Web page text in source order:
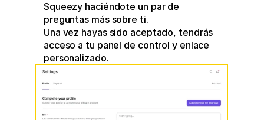
Squeezy haciéndote un par de
preguntas más sobre ti.
Una vez hayas sido aceptado, tendrás
acceso a tu panel de control y enlace
personalizado.